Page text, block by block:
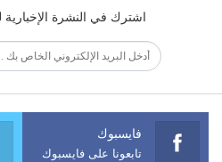
اشترك في النشرة الإخبارية
فايسبوك
تابعونا على فايسبوك